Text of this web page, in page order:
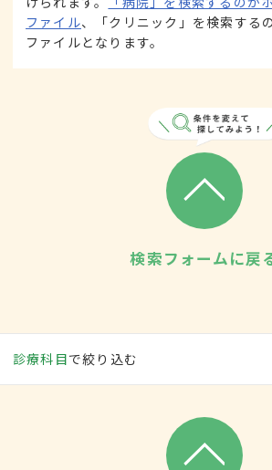
ファイル、「クリニック」を検索する
ファイルとなります。
検索フォームに戻
診療科目で絞り込む